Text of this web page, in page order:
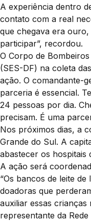
A experiência dentro
contato com a real
que chegava era
participar”, recordou.
O Corpo de
(SES-DF) na coleta
ação. O comandante-
parceria é essencial.
24 pessoas por dia.
precisam. É uma
Nos próximos dias, a
Grande do Sul. A
abastecer os hospitais
A ação será
“Os bancos de leite
doadoras que
auxiliar essas crianças
representante da